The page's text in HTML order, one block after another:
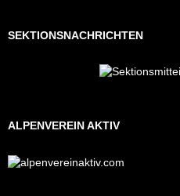
SEKTIONSNACHRICHTEN
ALPENVEREIN AKTIV